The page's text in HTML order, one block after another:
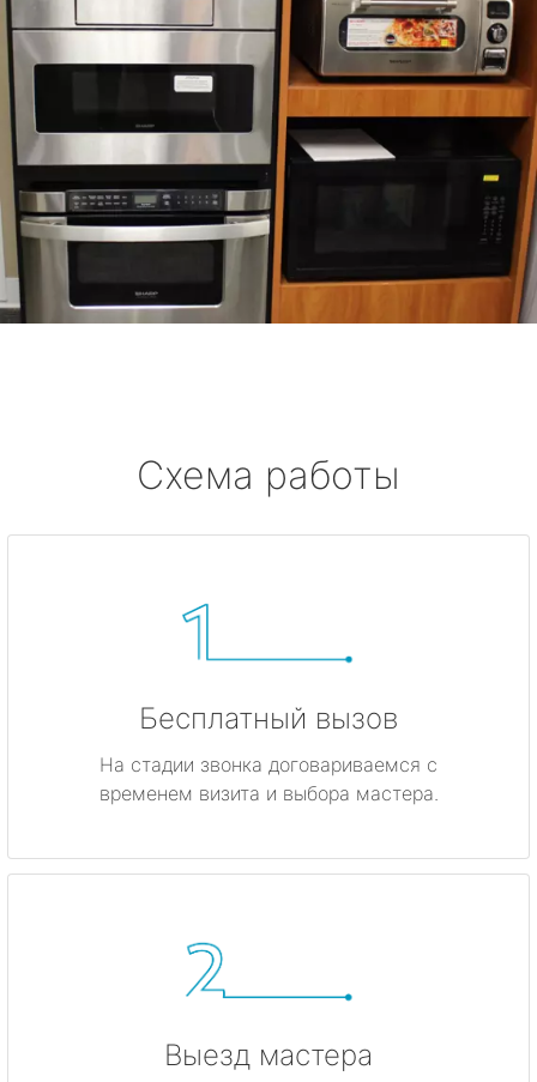
Схема работы
Бесплатный вызов
На стадии звонка договариваемся с
временем визита и выбора мастера.
Выезд мастера